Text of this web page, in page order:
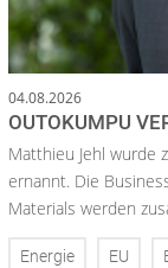
04.08.2026
OUTOKUMPU
Matthieu Jehl wurde
ernannt. Die
Materials werden
Energie EU